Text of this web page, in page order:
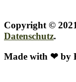
Copyright ©
Datenschutz.
Made with ❤ by